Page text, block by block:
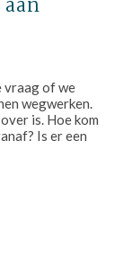
vraag of we
wegwerken.
is. Hoe kom
Is er een